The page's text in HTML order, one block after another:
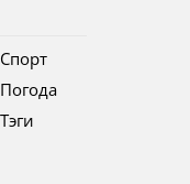
Спорт
Погода
Тэги